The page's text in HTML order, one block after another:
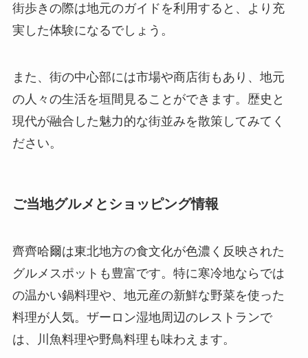
街歩きの際は地元のガイドを利用すると、より充
実した体験になるでしょう。
また、街の中心部には市場や商店街もあり、地元
の人々の生活を垣間見ることができます。歴史と
現代が融合した魅力的な街並みを散策してみてく
ださい。
ご当地グルメとショッピング情報
齊齊哈爾は東北地方の食文化が色濃く反映された
グルメスポットも豊富です。特に寒冷地ならでは
の温かい鍋料理や、地元産の新鮮な野菜を使った
料理が人気。ザーロン湿地周辺のレストランで
は、川魚料理や野鳥料理も味わえます。